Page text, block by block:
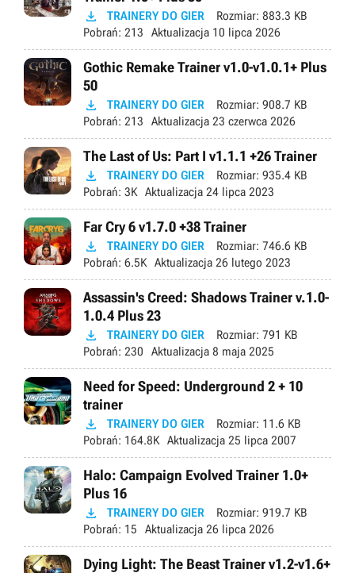
 TRAINERY DO GIER Rozmiar: 883.3 KB
Pobrań: 213 Aktualizacja 10 lipca 2026
Gothic Remake Trainer v1.0-v1.0.1+ Plus
50
 TRAINERY DO GIER Rozmiar: 908.7 KB
Pobrań: 213 Aktualizacja 23 czerwca 2026
The Last of Us: Part I v1.1.1 +26 Trainer
 TRAINERY DO GIER Rozmiar: 935.4 KB
Pobrań: 3K Aktualizacja 24 lipca 2023
Far Cry 6 v1.7.0 +38 Trainer
 TRAINERY DO GIER Rozmiar: 746.6 KB
Pobrań: 6.5K Aktualizacja 26 lutego 2023
Assassin's Creed: Shadows Trainer v.1.0-
1.0.4 Plus 23
 TRAINERY DO GIER Rozmiar: 791 KB
Pobrań: 230 Aktualizacja 8 maja 2025
Need for Speed: Underground 2 + 10
trainer
 TRAINERY DO GIER Rozmiar: 11.6 KB
Pobrań: 164.8K Aktualizacja 25 lipca 2007
Halo: Campaign Evolved Trainer 1.0+
Plus 16
 TRAINERY DO GIER Rozmiar: 919.7 KB
Pobrań: 15 Aktualizacja 26 lipca 2026
Dying Light: The Beast Trainer v1.2-v1.6+